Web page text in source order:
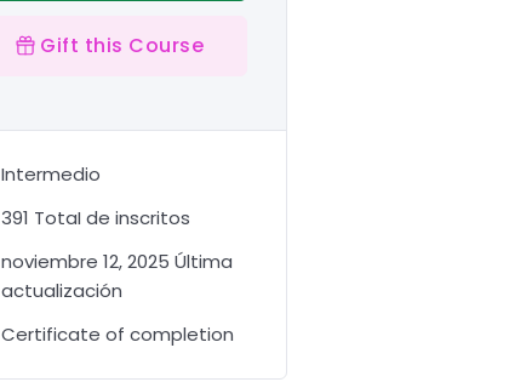
Gift this Course
Intermedio
391 TotaI de inscritos
noviembre 12, 2025 Última
actualización
Certificate of completion